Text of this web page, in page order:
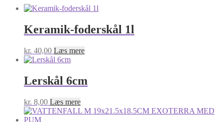
Keramik-foderskål 1l
kr. 40,00 Læs mere
Lerskål 6cm
kr. 8,00 Læs mere